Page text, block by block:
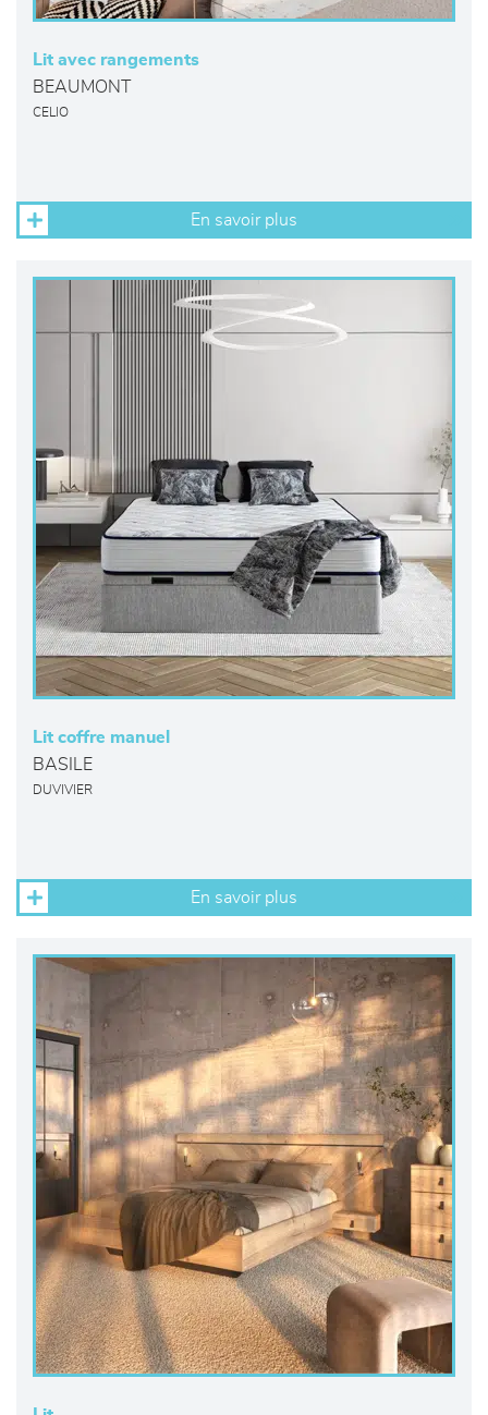
Lit avec rangements
BEAUMONT
CELIO
En savoir plus
Lit coffre manuel
BASILE
DUVIVIER
En savoir plus